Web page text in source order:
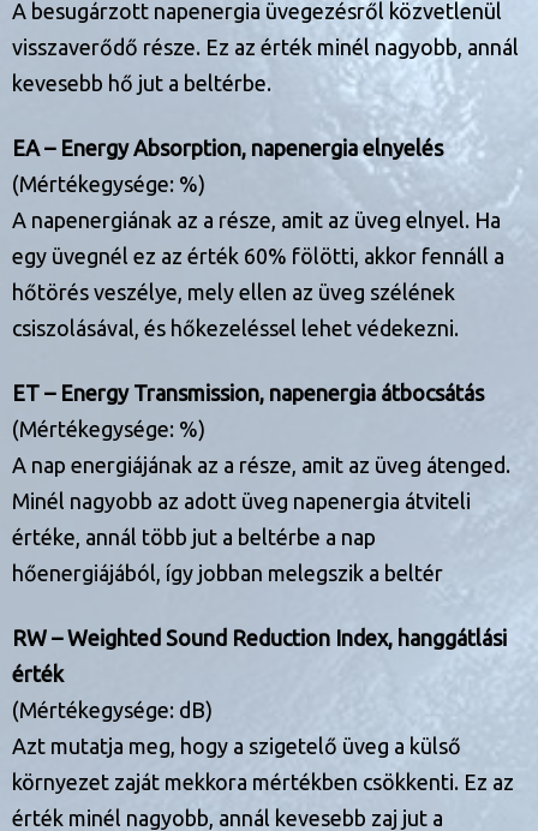
A besugárzott napenergia üvegezésről közvetlenül
visszaverődő része. Ez az érték minél nagyobb, annál
kevesebb hő jut a beltérbe.
EA – Energy Absorption, napenergia elnyelés
(Mértékegysége: %)
A napenergiának az a része, amit az üveg elnyel. Ha
egy üvegnél ez az érték 60% fölötti, akkor fennáll a
hőtörés veszélye, mely ellen az üveg szélének
csiszolásával, és hőkezeléssel lehet védekezni.
ET – Energy Transmission, napenergia átbocsátás
(Mértékegysége: %)
A nap energiájának az a része, amit az üveg átenged.
Minél nagyobb az adott üveg napenergia átviteli
értéke, annál több jut a beltérbe a nap
hőenergiájából, így jobban melegszik a beltér
RW – Weighted Sound Reduction Index, hanggátlási
érték
(Mértékegysége: dB)
Azt mutatja meg, hogy a szigetelő üveg a külső
környezet zaját mekkora mértékben csökkenti. Ez az
érték minél nagyobb, annál kevesebb zaj jut a